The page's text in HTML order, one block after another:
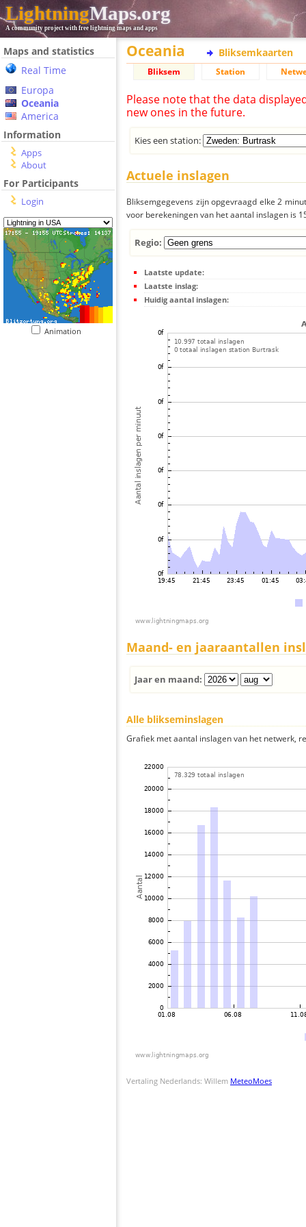
LightningMaps.org
A community project with free lightning maps and apps
Maps and statistics
Real Time
Europa
Oceania
America
Information
Apps
About
For Participants
Login
Animation
Oceania Bliksemkaarten
Bliksem Station
Please note that the data
new ones in the future.
Kies een station:
Actuele inslagen
Bliksemgegevens zijn opgevraagd elke 2
voor berekeningen van het aantal inslagen is
Regio:
Laatste update:
Laatste inslag:
Huidig aantal inslagen:
Maand- en jaaraantallen
Jaar en maand:
Alle blikseminslagen
Grafiek met aantal inslagen van het netwerk,
Vertaling Nederlands: Willem MeteoMoes